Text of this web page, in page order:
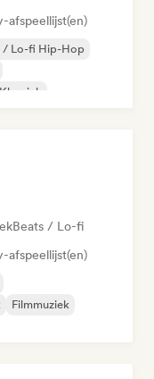
afspeellijst(en)
/ Lo-fi Hip-Hop
Beats / Lo-fi
afspeellijst(en)
Filmmuziek